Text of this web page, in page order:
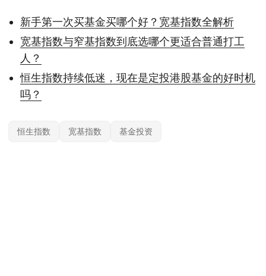
新手第一次买基金买哪个好？宽基指数全解析
宽基指数与窄基指数到底选哪个更适合普通打工
人？
恒生指数持续低迷，现在是定投港股基金的好时机
吗？
恒生指数 宽基指数 基金投资